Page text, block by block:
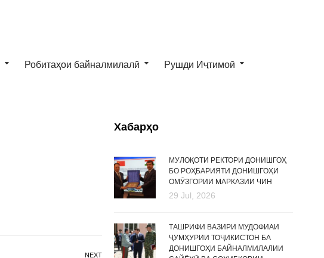
Робитаҳои байналмилалӣ Рушди Иҷтимоӣ
NEXT
Хабарҳо
МУЛОҚОТИ РЕКТОРИ ДОНИШГОҲ
БО РОҲБАРИЯТИ ДОНИШГОҲИ
ОМӮЗГОРИИ МАРКАЗИИ ЧИН
29 Jul, 2026
ТАШРИФИ ВАЗИРИ МУДОФИАИ
ҶУМҲУРИИ ТОҶИКИСТОН БА
ДОНИШГОҲИ БАЙНАЛМИЛАЛИИ